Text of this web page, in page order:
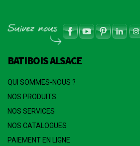
BATIBOIS ALSACE
QUI SOMMES-NOUS ?
NOS PRODUITS
NOS SERVICES
NOS CATALOGUES
PAIEMENT EN LIGNE